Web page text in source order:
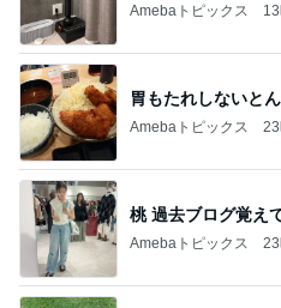
Amebaトピックス
胃もたれしないと
Amebaトピックス
桃 過去ブログ覚え
Amebaトピックス